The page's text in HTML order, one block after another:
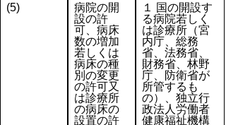
(5)
病院の開
設の許
可、病床
数の増加
若しくは
病床の種
別の変更
の許可又
は診療所
の病床の
設置の許
１ 国の開設す
る病院若しく
は診療所（宮
内庁、総務
省、法務省、
財務省、林野
庁、防衛省が
所管するも
の）、独立行
政法人労働者
健康福祉機構